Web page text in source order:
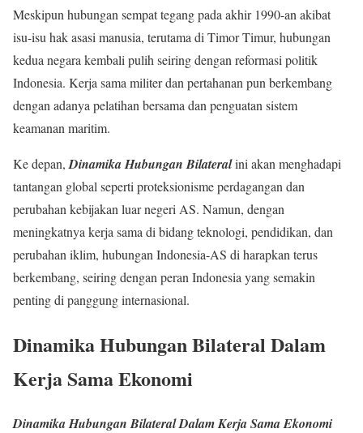
Meskipun hubungan sempat tegang pada akhir 1990-an akibat
isu-isu hak asasi manusia, terutama di Timor Timur, hubungan
kedua negara kembali pulih seiring dengan reformasi politik
Indonesia. Kerja sama militer dan pertahanan pun berkembang
dengan adanya pelatihan bersama dan penguatan sistem
keamanan maritim.
Ke depan, Dinamika Hubungan Bilateralini akan menghadapi
tantangan global seperti proteksionisme perdagangan dan
perubahan kebijakan luar negeri AS. Namun, dengan
meningkatnya kerja sama di bidang teknologi, pendidikan, dan
perubahan iklim, hubungan Indonesia-AS di harapkan terus
berkembang, seiring dengan peran Indonesia yang semakin
penting di panggung internasional.
Dinamika Hubungan Bilateral Dalam
Kerja Sama Ekonomi
Dinamika Hubungan Bilateral Dalam Kerja Sama Ekonomi